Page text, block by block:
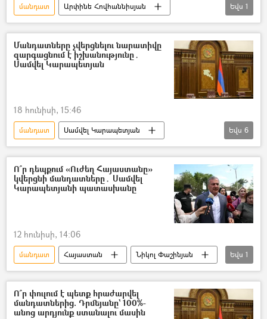
մանդատ
Արփինե Հովհաննիսյան
Ազգային ժողովի ընտրություններ
Եվս 1
Մանդատները չվերցնելու նարատիվը
զարգացնում է իշխանությունը․
Սամվել Կարապետյան
18 հունիսի, 15:46
մանդատ
Սամվել Կարապետյան
ԱԺ (Ազգային ժողով)
Ընտրություններ
Ազգային ժողովի ընտրություններ
«Ուժեղ Հայաստան» կուսակցություն
«Քաղաքացիական պայմանագիր» կուսակցություն (ՔՊ)
Եվս 6
Ո՞ր դեպքում «Ուժեղ Հայաստանը»
կվերցնի մանդատները․ Սամվել
Կարապետյանի պատասխանը
12 հունիսի, 14:06
մանդատ Հայաստան
Նիկոլ Փաշինյան
Սամվել Կարապետյան
Եվս 1
Ո՞ր փուլում է պետք հրաժարվել
մանդատներից. Դրմեյանը` 100%-
անոց արդյունք ստանալու մասին